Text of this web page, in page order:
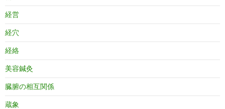
経営
経穴
経絡
美容鍼灸
臓腑の相互関係
蔵象